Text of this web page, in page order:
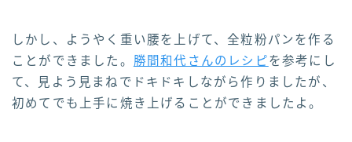
しかし、ようやく重い腰を上げて、全粒粉パンを作る
ことができました。 勝間和代さんのレシピを参考にし
て、見よう見まねでドキドキしながら作りましたが、
初めてでも上手に焼き上げることができましたよ。